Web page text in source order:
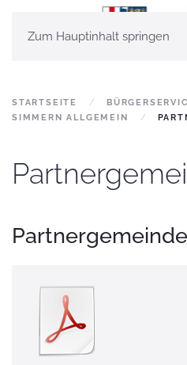
Zum Hauptinhalt springen
STARTSEITE
SIMMERN ALLGEMEIN